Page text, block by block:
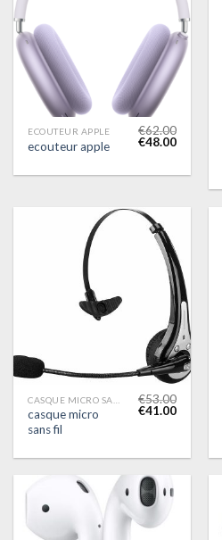
ECOUTEUR APPLE
ecouteur apple
€62.00
€48.00
casque micro
sans fil
€53.00
€41.00